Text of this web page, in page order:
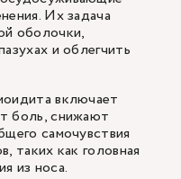
Их задача
оболочки,
и облегчить
включает
боль, снижают
самочувствия
таких как головная
из носа.